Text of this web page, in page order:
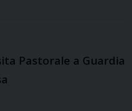
Pastorale a Guardia